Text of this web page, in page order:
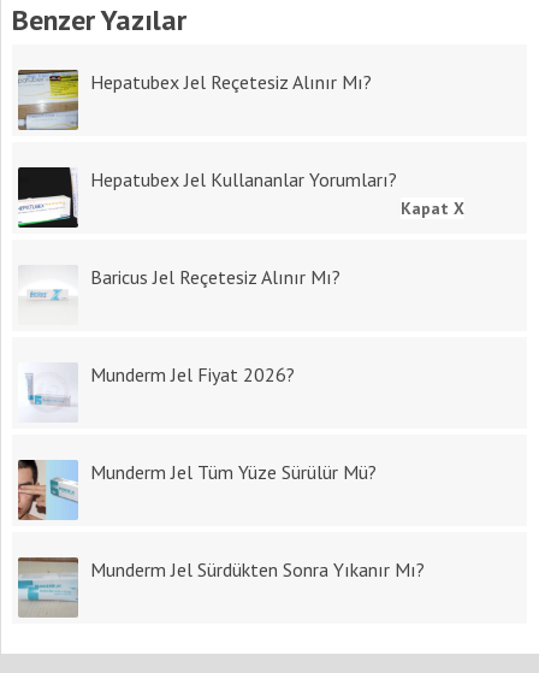
Benzer Yazılar
Hepatubex Jel Reçetesiz Alınır Mı?
Hepatubex Jel Kullananlar Yorumları?
Baricus Jel Reçetesiz Alınır Mı?
Munderm Jel Fiyat 2026?
Munderm Jel Tüm Yüze Sürülür Mü?
Munderm Jel Sürdükten Sonra Yıkanır Mı?
Kapat X